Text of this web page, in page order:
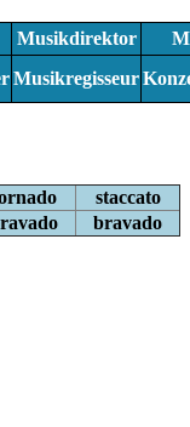
Musikdirektor
Musikregisseur
staccato
bravado